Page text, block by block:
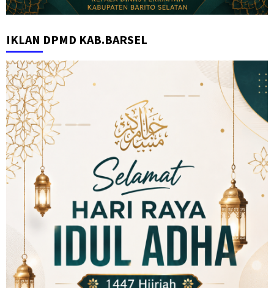
IKLAN DPMD KAB.BARSEL